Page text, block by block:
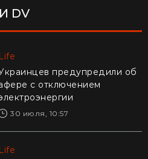
DV
Life
предупредили об
с отключением
30 июля, 10:57
Life
Life
удержали в руках: в
рыболовы выловили
реки гигантского карпа